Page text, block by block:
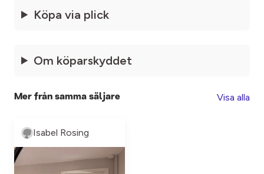
Köpa via plick
Om köparskyddet
Mer från samma säljare Visa alla
Isabel Rosing